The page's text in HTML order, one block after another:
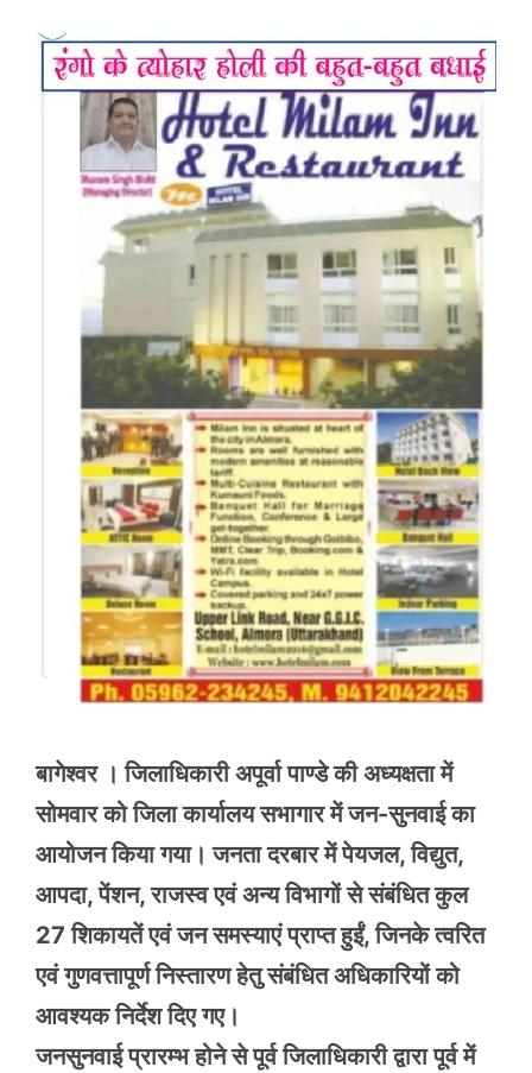
बागेश्वर । जिलाधिकारी अपूर्वा पाण्डे की अध्यक्षता में
सोमवार को जिला कार्यालय सभागार में जन-सुनवाई का
आयोजन किया गया। जनता दरबार में पेयजल, विद्युत,
आपदा, पेंशन, राजस्व एवं अन्य विभागों से संबंधित कुल
27 शिकायतें एवं जन समस्याएं प्राप्त हुईं, जिनके त्वरित
एवं गुणवत्तापूर्ण निस्तारण हेतु संबंधित अधिकारियों को
आवश्यक निर्देश दिए गए।
जनसुनवाई प्रारम्भ होने से पूर्व जिलाधिकारी द्वारा पूर्व में